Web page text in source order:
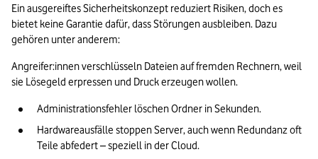
Ein ausgereiftes Sicherheitskonzept reduziert Risiken, doch es
bietet keine Garantie dafür, dass Störungen ausbleiben. Dazu
gehören unter anderem:
Angreifer:innen verschlüsseln Dateien auf fremden Rechnern, weil
sie Lösegeld erpressen und Druck erzeugen wollen.
Administrationsfehler löschen Ordner in Sekunden.
Hardwareausfälle stoppen Server, auch wenn Redundanz oft
Teile abfedert – speziell in der Cloud.